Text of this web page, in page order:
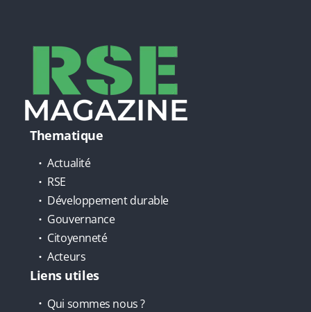
Thematique
Actualité
RSE
Développement durable
Gouvernance
Citoyenneté
Acteurs
Liens utiles
Qui sommes nous ?